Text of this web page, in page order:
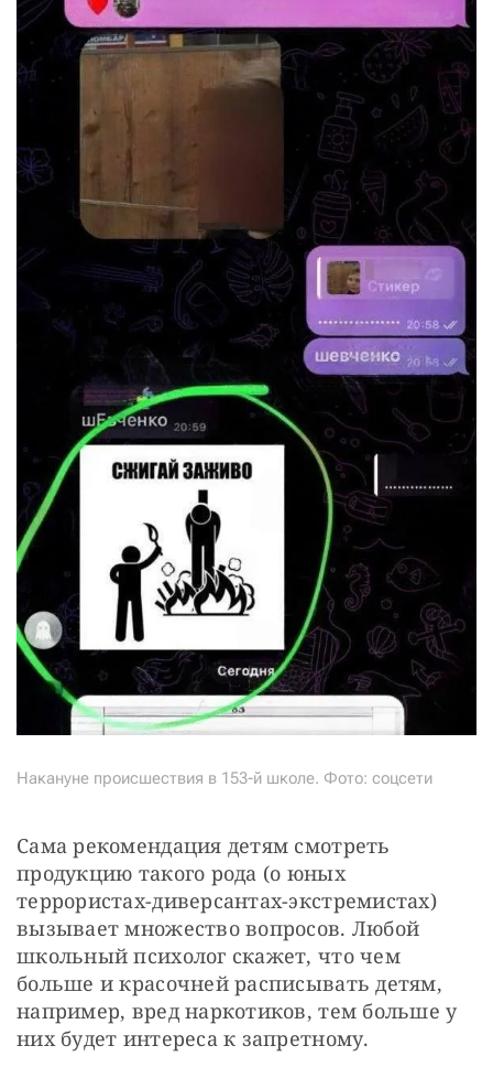
Накануне происшествия в 153-й школе. Фото: соцсети
Сама рекомендация детям смотреть
продукцию такого рода (о юных
террористах-диверсантах-экстремистах)
вызывает множество вопросов. Любой
школьный психолог скажет, что чем
больше и красочней расписывать детям,
например, вред наркотиков, тем больше у
них будет интереса к запретному.